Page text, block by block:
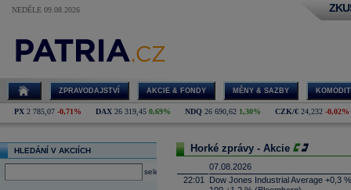
NEDĚLE 09.08.2026
ZPRAVODAJSTVÍ AKCIE & FONDY MĚNY & SAZBY
PX 2 785,07 -0,71% DAX 26 319,45 0,69% NDQ 26 690,62 1,30% CZK/€ 24,232 -0,02%
HLEDÁNÍ V AKCIÍCH
select
Horké zprávy - Akcie
07.08.2026
22:01
Dow Jones Industrial Average +0,3